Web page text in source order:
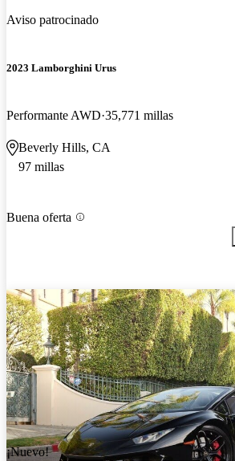
Aviso patrocinado
2023 Lamborghini Urus
Performante AWD 35,771 millas
Beverly Hills, CA
97 millas
Buena oferta
¡Nuevo!